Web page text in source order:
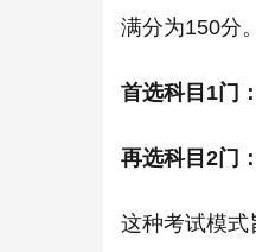
满分为150分。
首选科目1门：
再选科目2门：
这种考试模式